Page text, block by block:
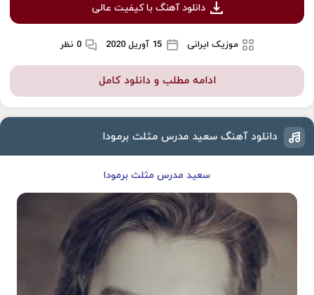
دانلود آهنگ با کیفیت عالی
موزیک ایرانی 15 آوریل 2020 0 نظر
ادامه مطلب و دانلود کامل
دانلود آهنگ سعید مدرس مثلث برمودا
سعید مدرس مثلث برمودا